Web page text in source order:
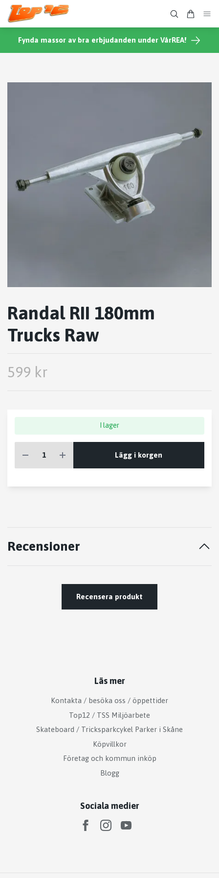
Fynda massor av bra erbjudanden under VårREA!
Randal RII 180mm
Trucks Raw
599 kr
I lager
Lägg i korgen
Recensioner
Recensera produkt
Läs mer
Kontakta / besöka oss / öppettider
Top12 / TSS Miljöarbete
Skateboard / Tricksparkcykel Parker i Skåne
Köpvillkor
Företag och kommun inköp
Blogg
Sociala medier